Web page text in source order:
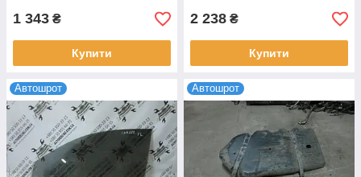
1 343 ₴
Купити
2 238 ₴
Купити
Автошрот Автошрот